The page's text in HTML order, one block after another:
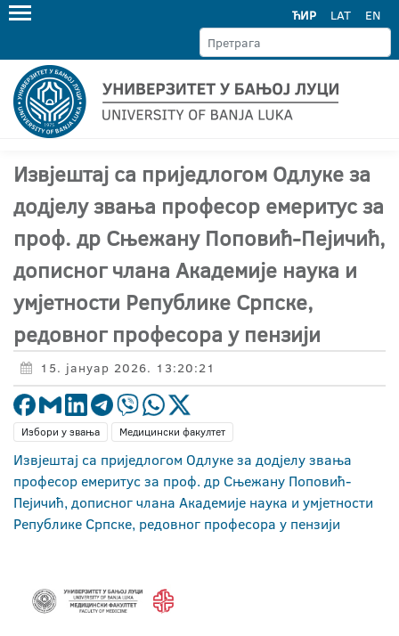
ЋИР LAT EN
Извјештај са приједлогом Одлуке за
додјелу звања професор емеритус за
проф. др Сњежану Поповић-Пејичић,
дописног члана Академије наука и
умјетности Републике Српске,
редовног професора у пензији
15. јануар 2026. 13:20:21
Избори у звања Медицински факултет
Извјештај са приједлогом Одлуке за додјелу звања
професор емеритус за проф. др Сњежану Поповић-
Пејичић, дописног члана Академије наука и умјетности
Републике Српске, редовног професора у пензији